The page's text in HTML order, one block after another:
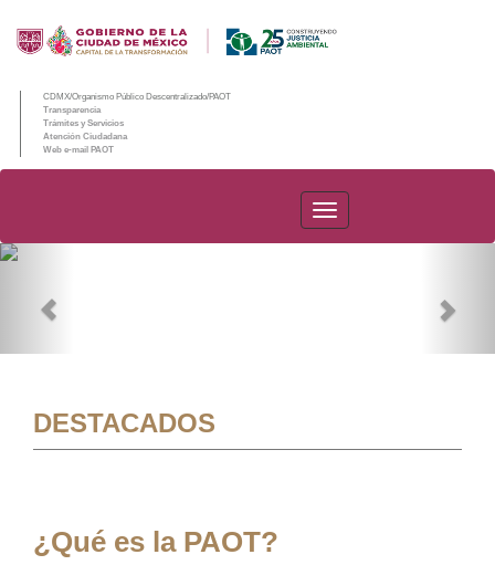
CDMX/Organismo Público Descentralizado/PAOT
Transparencia
Trámites y Servicios
Atención Ciudadana
Web e-mail PAOT
PAOT
DESTACADOS
¿Qué es la PAOT?